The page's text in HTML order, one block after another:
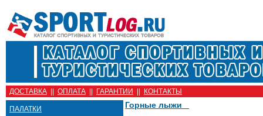
ДОСТАВКА ОПЛАТА ГАРАНТИИ КОНТАКТЫ
ПАЛАТКИ Горные лыжи